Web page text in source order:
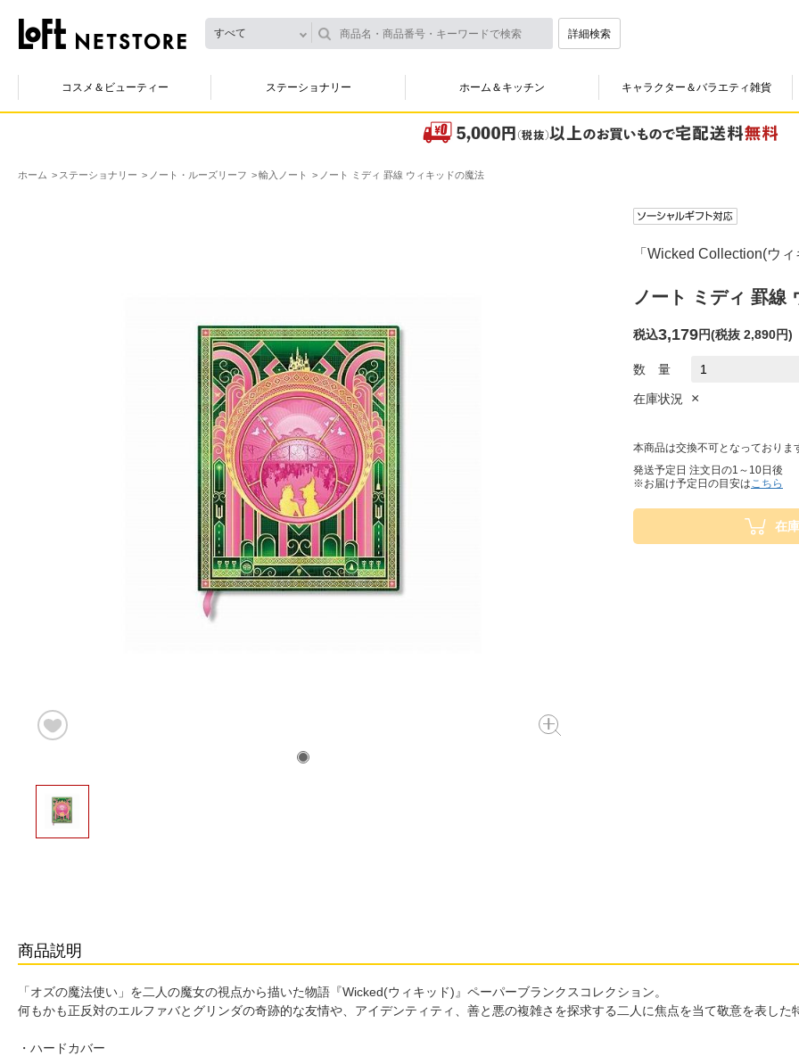
すべて 詳細検索
コスメ＆ビューティー ステーショナリー ホーム＆キッチン キャラクター＆バラエティ雑貨
ホーム ステーショナリー ノート・ルーズリーフ 輸入ノート ノート ミディ 罫線 ウィキッドの魔法
「Wicked Collection(ウ
ノート ミディ 罫線
税込3,179円(税抜 2,890円)
数 量
在庫状況 ×
本商品は交換不可となっておりま
発送予定日 注文日の1～10日後
※お届け予定日の目安はこちら
在
商品説明
「オズの魔法使い」を二人の魔女の視点から描いた物語『Wicked(ウィキッド)』ペーパーブランクスコレクション。
何もかも正反対のエルファバとグリンダの奇跡的な友情や、アイデンティティ、善と悪の複雑さを探求する二人に焦点を当て敬意を表した
・ハードカバー